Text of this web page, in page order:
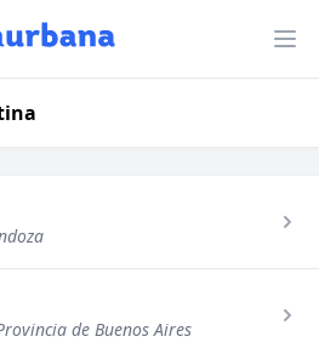
de Buenos Aires